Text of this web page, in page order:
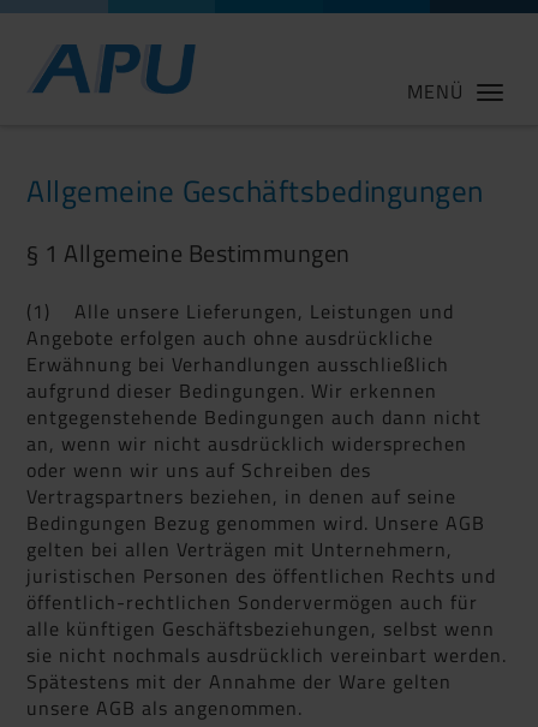
MENÜ
Allgemeine Geschäftsbedingungen
§ 1 Allgemeine Bestimmungen
(1) Alle unsere Lieferungen, Leistungen und
Angebote erfolgen auch ohne ausdrückliche
Erwähnung bei Verhandlungen ausschließlich
aufgrund dieser Bedingungen. Wir erkennen
entgegenstehende Bedingungen auch dann nicht
an, wenn wir nicht ausdrücklich widersprechen
oder wenn wir uns auf Schreiben des
Vertragspartners beziehen, in denen auf seine
Bedingungen Bezug genommen wird. Unsere AGB
gelten bei allen Verträgen mit Unternehmern,
juristischen Personen des öffentlichen Rechts und
öffentlich-rechtlichen Sondervermögen auch für
alle künftigen Geschäftsbeziehungen, selbst wenn
sie nicht nochmals ausdrücklich vereinbart werden.
Spätestens mit der Annahme der Ware gelten
unsere AGB als angenommen.